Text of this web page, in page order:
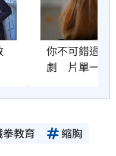
你不可錯過的
劇　片單一次
拳教育
縮胸